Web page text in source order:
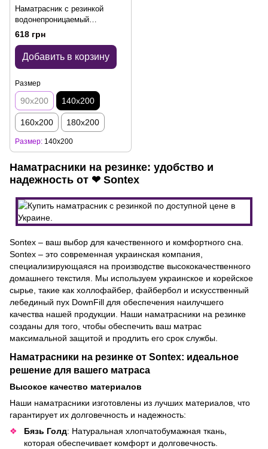
Наматрасник с резинкой
водонепроницаемый
(мембрана/махра) - 140x200
618 грн
Добавить в корзину
Размер
90x200 140x200
160x200 180x200
Размер 140x200
Наматрасники на резинке: удобство и
надежность от ❤ Sontex
Sontex – ваш выбор для качественного и комфортного сна.
Sontex – это современная украинская компания,
специализирующаяся на производстве высококачественного
домашнего текстиля. Мы используем украинское и корейское
сырье, такие как холлофайбер, файбербол и искусственный
лебединый пух DownFill для обеспечения наилучшего
качества нашей продукции. Наши наматрасники на резинке
созданы для того, чтобы обеспечить ваш матрас
максимальной защитой и продлить его срок службы.
Наматрасники на резинке от Sontex: идеальное
решение для вашего матраса
Высокое качество материалов
Наши наматрасники изготовлены из лучших материалов, что
гарантирует их долговечность и надежность:
Бязь Голд: Натуральная хлопчатобумажная ткань,
которая обеспечивает комфорт и долговечность.